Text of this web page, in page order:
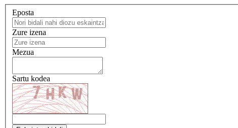
Eposta
Zure izena
Mezua
Sartu kodea